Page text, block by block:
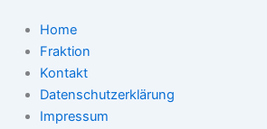
Home
Fraktion
Kontakt
Datenschutzerklärung
Impressum